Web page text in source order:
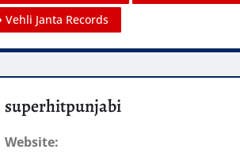
Vehli Janta Records
superhitpunjabi
Website: